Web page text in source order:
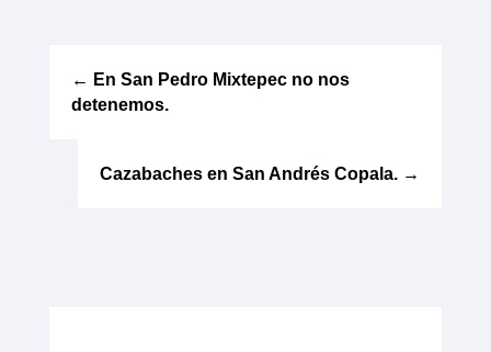
← En San Pedro Mixtepec no nos
detenemos.
Cazabaches en San Andrés Copala. →